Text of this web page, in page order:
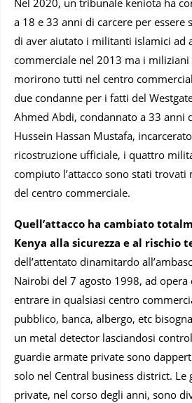
Nel 2020, un tribunale keniota ha
a 18 e 33 anni di carcere per essere
di aver aiutato i militanti islamici ad
commerciale nel 2013 ma i miliziani
morirono tutti nel centro
due condanne per i fatti del
Ahmed Abdi, condannato a 33 anni
Hussein Hassan Mustafa,
ricostruzione ufficiale, i quattro
compiuto l’attacco sono stati
del centro commerciale.
Quell’attacco ha cambiato
Kenya alla sicurezza e al rischio
dell’attentato dinamitardo
Nairobi del 7 agosto 1998, ad opera
entrare in qualsiasi centro
pubblico, banca, albergo, etc
un metal detector lasciandosi
guardie armate private sono
solo nel Central business district. Le
private, nel corso degli anni, sono